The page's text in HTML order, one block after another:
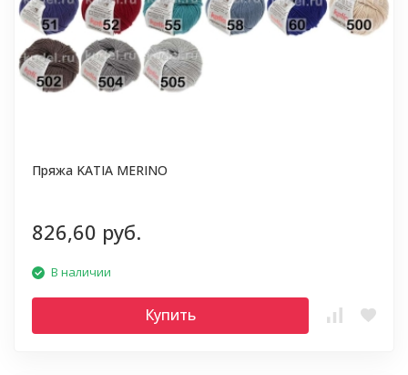
Пряжа KATIA MERINO
826,60 руб.
В наличии
Купить